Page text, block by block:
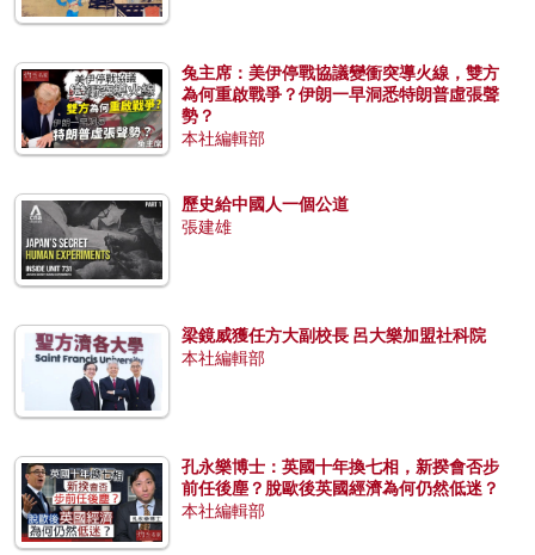
兔主席：美伊停戰協議變衝突導火線，雙方
為何重啟戰爭？伊朗一早洞悉特朗普虛張聲
勢？
本社編輯部
歷史給中國人一個公道
張建雄
梁鏡威獲任方大副校長 呂大樂加盟社科院
本社編輯部
孔永樂博士：英國十年換七相，新揆會否步
前任後塵？脫歐後英國經濟為何仍然低迷？
本社編輯部